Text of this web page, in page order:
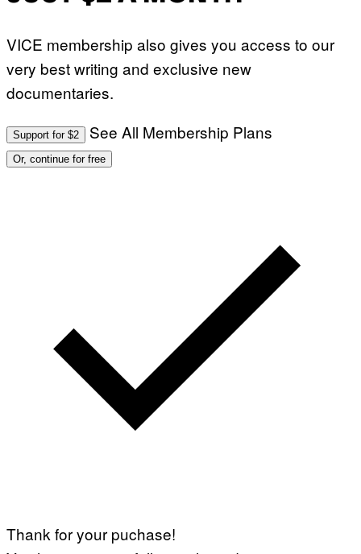
VICE membership also gives you access to our
very best writing and exclusive new
documentaries.
Support for $2 See All Membership Plans
Or, continue for free
Thank for your puchase!